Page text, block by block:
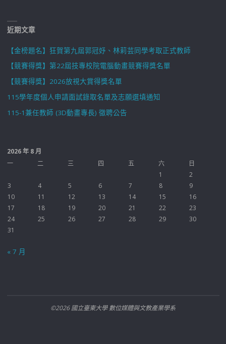
近期文章
【金榜題名】狂賀第九屆郭冠妤、林莉芸同學考取正式教師
【競賽得獎】第22屆技專校院電腦動畫競賽得獎名單
【競賽得獎】2026放視大賞得獎名單
115學年度個人申請面試錄取名單及志願選填通知
115-1兼任教師 (3D動畫專長) 徵聘公告
2026 年 8 月
一
二 三 四 五 六
日
1
2
3
4 5 6 7 8
9
10
11 12 13 14 15
16
17
18 19 20 21 22
23
24
25 26 27 28 29
30
31
« 7 月
©2026 國立臺東大學 數位媒體與文教產業學系